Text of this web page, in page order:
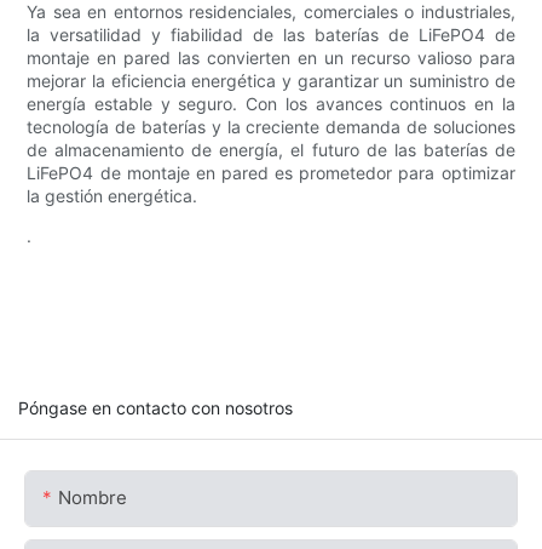
Ya sea en entornos residenciales, comerciales o industriales,
la versatilidad y fiabilidad de las baterías de LiFePO4 de
montaje en pared las convierten en un recurso valioso para
mejorar la eficiencia energética y garantizar un suministro de
energía estable y seguro. Con los avances continuos en la
tecnología de baterías y la creciente demanda de soluciones
de almacenamiento de energía, el futuro de las baterías de
LiFePO4 de montaje en pared es prometedor para optimizar
la gestión energética.
.
Póngase en contacto con nosotros
Nombre